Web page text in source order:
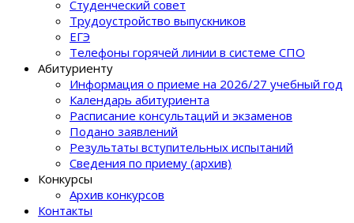
Студенческий совет
Трудоустройство выпускников
ЕГЭ
Телефоны горячей линии в системе СПО
Абитуриенту
Информация о приеме на 2026/27 учебный год
Календарь абитуриента
Расписание консультаций и экзаменов
Подано заявлений
Результаты вступительных испытаний
Сведения по приему (архив)
Конкурсы
Архив конкурсов
Контакты